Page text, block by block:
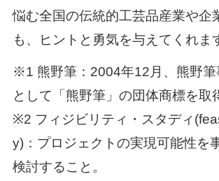
悩む全国の伝統的工芸品産業や企
も、ヒントと勇気を与えてくれま
※1 熊野筆：2004年12月、熊野筆
として「熊野筆」の団体商標を取
※2 フィジビリティ・スタディ
y)：プロジェクトの実現可能性を
検討すること。